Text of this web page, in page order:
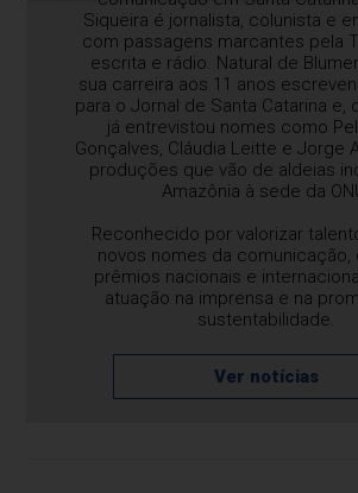
Siqueira é jornalista, colunista e
com passagens marcantes pela
escrita e rádio. Natural de
sua carreira aos 11 anos
para o Jornal de Santa Catarina e,
já entrevistou nomes como
Gonçalves, Cláudia Leitte e Jorge
produções que vão de aldeias
Amazônia à sede da
Reconhecido por valorizar
novos nomes da comunicação,
prêmios nacionais e
atuação na imprensa e na
sustentabilidade.
Ver notícias